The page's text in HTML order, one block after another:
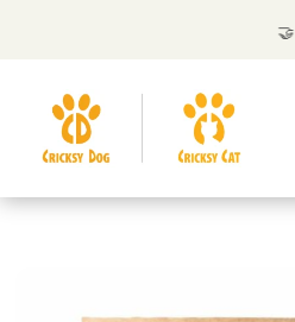
Lahko plačaš po povzetju